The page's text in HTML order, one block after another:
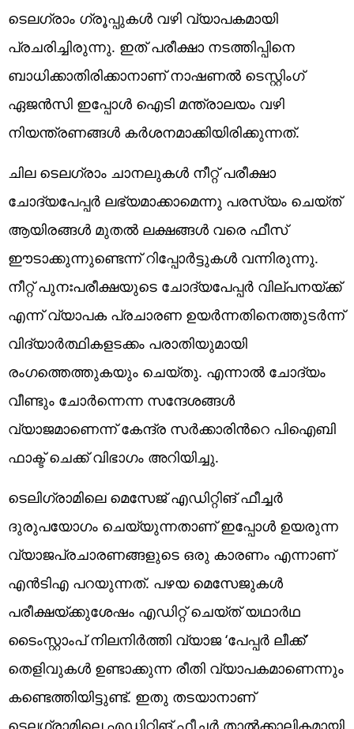
ടെലഗ്രാം ഗ്രൂപ്പുകൾ വഴി വ്യാപകമായി
പ്രചരിച്ചിരുന്നു. ഇത് പരീക്ഷാ നടത്തിപ്പിനെ
ബാധിക്കാതിരിക്കാനാണ് നാഷണൽ ടെസ്റ്റിംഗ്
ഏജൻസി ഇപ്പോൾ ഐടി മന്ത്രാലയം വഴി
നിയന്ത്രണങ്ങൾ കർശനമാക്കിയിരിക്കുന്നത്.
ചില ടെലഗ്രാം ചാനലുകൾ നീറ്റ് പരീക്ഷാ
ചോദ്യപേപ്പർ ലഭ്യമാക്കാമെന്നു പരസ്യം ചെയ്ത്
ആയിരങ്ങൾ മുതൽ ലക്ഷങ്ങൾ വരെ ഫീസ്
ഈടാക്കുന്നുണ്ടെന്ന് റിപ്പോർട്ടുകൾ വന്നിരുന്നു.
നീറ്റ് പുനഃപരീക്ഷയുടെ ചോദ്യപേപ്പർ വില്പനയ്ക്ക്
എന്ന് വ്യാപക പ്രചാരണ ഉയർന്നതിനെത്തുടർന്ന്
വിദ്യാർത്ഥികളടക്കം പരാതിയുമായി
രംഗത്തെത്തുകയും ചെയ്തു. എന്നാൽ ചോദ്യം
വീണ്ടും ചോർന്നെന്ന സന്ദേശങ്ങൾ
വ്യാജമാണെന്ന് കേന്ദ്ര സർക്കാരിന്‍റെ പിഐബി
ഫാക്ട് ചെക്ക് വിഭാഗം അറിയിച്ചു.
ടെലിഗ്രാമിലെ മെസേജ് എഡിറ്റിങ് ഫീച്ചർ
ദുരുപയോഗം ചെയ്യുന്നതാണ് ഇപ്പോൾ ഉയരുന്ന
വ്യാജപ്രചാരണങ്ങളുടെ ഒരു കാരണം എന്നാണ്
എൻടിഎ പറയുന്നത്. പഴയ മെസേജുകൾ
പരീക്ഷയ്ക്കുശേഷം എഡിറ്റ് ചെയ്ത് യഥാർഥ
ടൈംസ്റ്റാംപ് നിലനിർത്തി വ്യാജ ‘പേപ്പർ ലീക്ക്’
തെളിവുകൾ ഉണ്ടാക്കുന്ന രീതി വ്യാപകമാണെന്നും
കണ്ടെത്തിയിട്ടുണ്ട്. ഇതു തടയാനാണ്
ടെലഗ്രാമിലെ എഡിറ്റിങ് ഫീച്ചർ താൽക്കാലികമായി